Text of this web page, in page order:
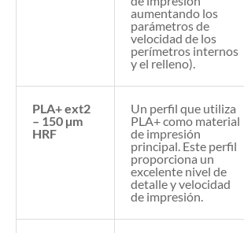
aumentando los
parámetros de
velocidad de los
perímetros internos
y el relleno).
PLA+ ext2
– 150 µm
HRF
Un perfil que utiliza
PLA+ como material
de impresión
principal. Este perfil
proporciona un
excelente nivel de
detalle y velocidad
de impresión.